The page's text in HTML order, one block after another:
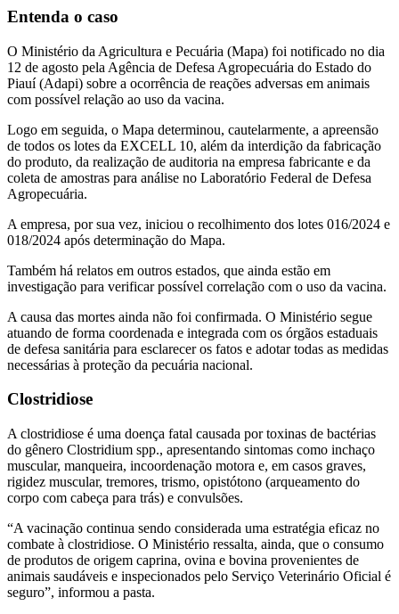
Entenda o caso
O Ministério da Agricultura e Pecuária (Mapa) foi notificado no dia
12 de agosto pela Agência de Defesa Agropecuária do Estado do
Piauí (Adapi) sobre a ocorrência de reações adversas em animais
com possível relação ao uso da vacina.
Logo em seguida, o Mapa determinou, cautelarmente, a apreensão
de todos os lotes da EXCELL 10, além da interdição da fabricação
do produto, da realização de auditoria na empresa fabricante e da
coleta de amostras para análise no Laboratório Federal de Defesa
Agropecuária.
A empresa, por sua vez, iniciou o recolhimento dos lotes 016/2024 e
018/2024 após determinação do Mapa.
Também há relatos em outros estados, que ainda estão em
investigação para verificar possível correlação com o uso da vacina.
A causa das mortes ainda não foi confirmada. O Ministério segue
atuando de forma coordenada e integrada com os órgãos estaduais
de defesa sanitária para esclarecer os fatos e adotar todas as medidas
necessárias à proteção da pecuária nacional.
Clostridiose
A clostridiose é uma doença fatal causada por toxinas de bactérias
do gênero Clostridium spp., apresentando sintomas como inchaço
muscular, manqueira, incoordenação motora e, em casos graves,
rigidez muscular, tremores, trismo, opistótono (arqueamento do
corpo com cabeça para trás) e convulsões.
“A vacinação continua sendo considerada uma estratégia eficaz no
combate à clostridiose. O Ministério ressalta, ainda, que o consumo
de produtos de origem caprina, ovina e bovina provenientes de
animais saudáveis e inspecionados pelo Serviço Veterinário Oficial é
seguro”, informou a pasta.